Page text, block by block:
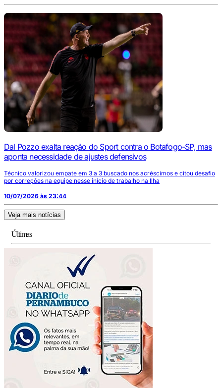
Dal Pozzo exalta reação do Sport contra o Botafogo-SP, mas
aponta necessidade de ajustes defensivos
Técnico valorizou empate em 3 a 3 buscado nos acréscimos e citou desafio
por correções na equipe nesse início de trabalho na Ilha
10/07/2026 às 23:44
Veja mais notícias
Últimas